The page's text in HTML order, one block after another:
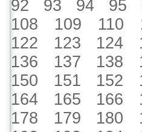
92
93 94 95
108
109 110
122
123 124
136
137 138
150
151 152
164
165 166
178
179 180